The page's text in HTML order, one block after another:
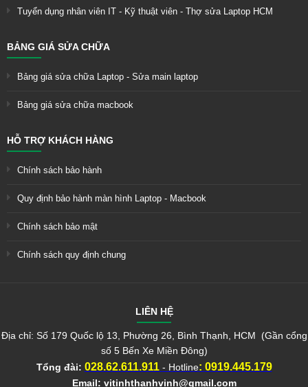
Tuyển dụng nhân viên IT - Kỹ thuật viên - Thợ sửa Laptop HCM
BẢNG GIÁ SỬA CHỮA
Bảng giá sửa chữa Laptop - Sửa main laptop
Bảng giá sửa chữa macbook
HỖ TRỢ KHÁCH HÀNG
Chính sách bảo hành
Quy định bảo hành màn hình Laptop - Macbook
Chính sách bảo mật
Chính sách quy định chung
LIÊN HỆ
Địa chỉ: Số 179 Quốc lộ 13, Phường 26, Bình Thạnh, HCM (Gần cổng
số 5 Bến Xe Miền Đông)
Tổng đài: 028.62.611.911 - Hotline: 0919.445.179
Email: vitinhthanhvinh@gmail.com